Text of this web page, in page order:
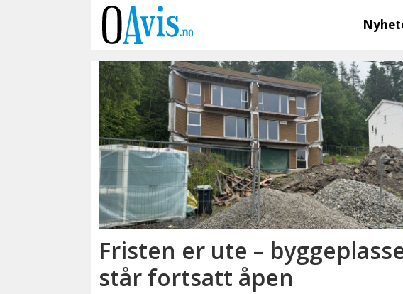
holteveien
Fristen er ute –
står fortsatt åpen